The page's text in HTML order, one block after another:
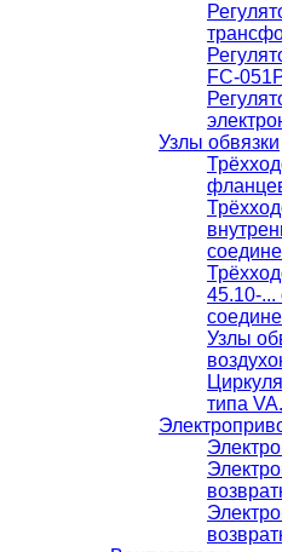
FC-
Узлы обвязки
45.10-
Узлы
типа